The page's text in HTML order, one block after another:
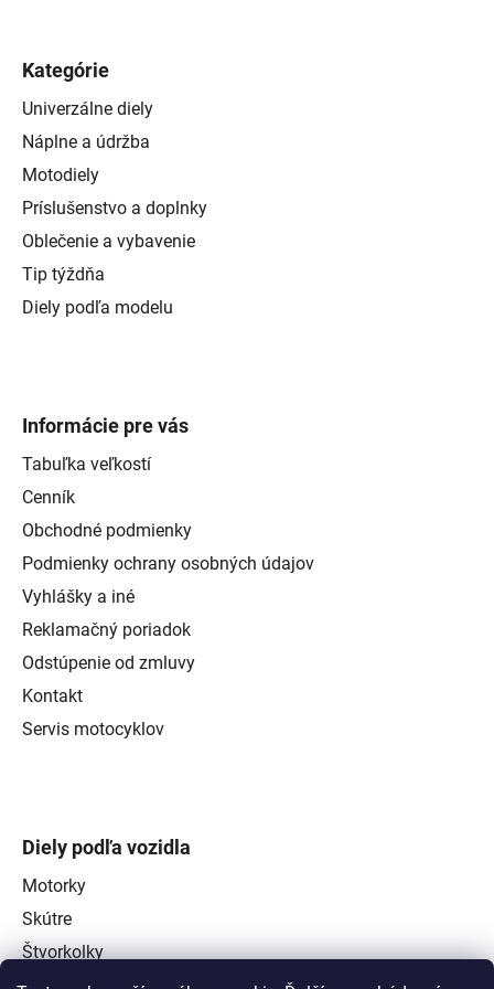
Kategórie
Univerzálne diely
Náplne a údržba
Motodiely
Príslušenstvo a doplnky
Oblečenie a vybavenie
Tip týždňa
Diely podľa modelu
Informácie pre vás
Tabuľka veľkostí
Cenník
Obchodné podmienky
Podmienky ochrany osobných údajov
Vyhlášky a iné
Reklamačný poriadok
Odstúpenie od zmluvy
Kontakt
Servis motocyklov
Diely podľa vozidla
Motorky
Skútre
Štvorkolky